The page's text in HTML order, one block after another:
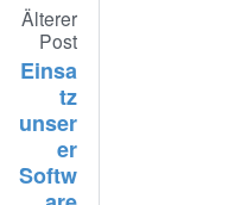
Älterer
Post
Einsa
tz
unser
er
Softw